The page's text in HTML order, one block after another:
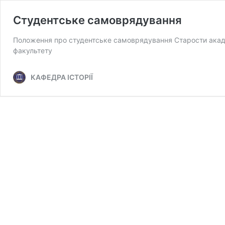
Студентське самоврядування
Положення про студентське самоврядування Старости
факультету
КАФЕДРА ІСТОРІЇ